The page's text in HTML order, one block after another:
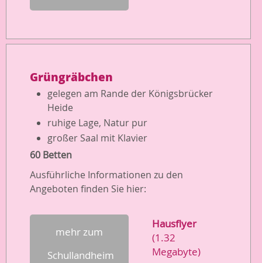
Grüngräbchen
gelegen am Rande der Königsbrücker
Heide
ruhige Lage, Natur pur
großer Saal mit Klavier
60 Betten
Ausführliche Informationen zu den
Angeboten finden Sie hier:
mehr zum
Schullandheim
Hausflyer
(1.32
Megabyte)